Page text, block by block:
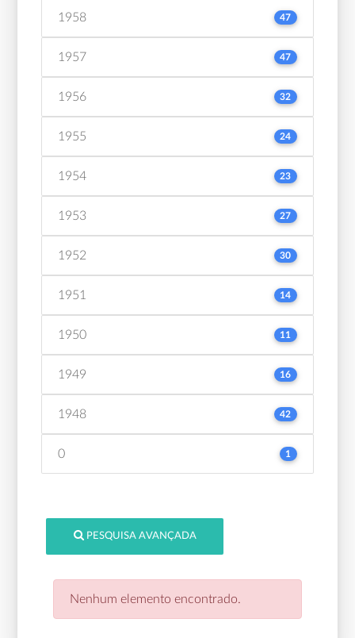
1958 47
1957 47
1956 32
1955 24
1954 23
1953 27
1952 30
1951 14
1950 11
1949 16
1948 42
0 1
PESQUISA AVANÇADA
Nenhum elemento encontrado.